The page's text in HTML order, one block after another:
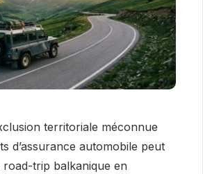
territoriale méconnue
d’assurance automobile peut
trip balkanique en